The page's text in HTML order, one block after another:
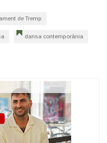
de Tremp
dansa contemporània